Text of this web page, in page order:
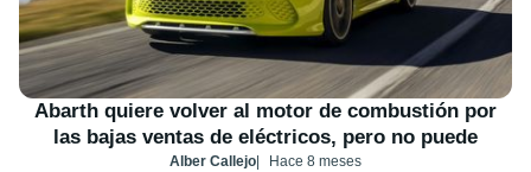
Abarth quiere volver al motor de combustión por
las bajas ventas de eléctricos, pero no puede
Alber Callejo Hace 8 meses